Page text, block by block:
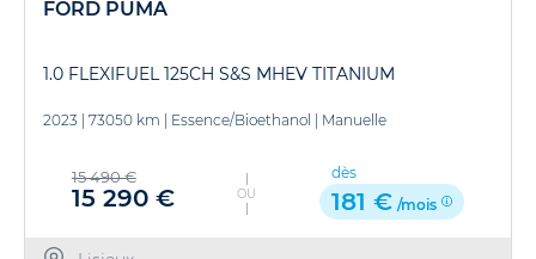
FORD PUMA
1.0 FLEXIFUEL 125CH S&S MHEV TITANIUM
2023 73050 km Essence/Bioethanol Manuelle
15 490 €
15 290 € OU
dès
181 € /mois